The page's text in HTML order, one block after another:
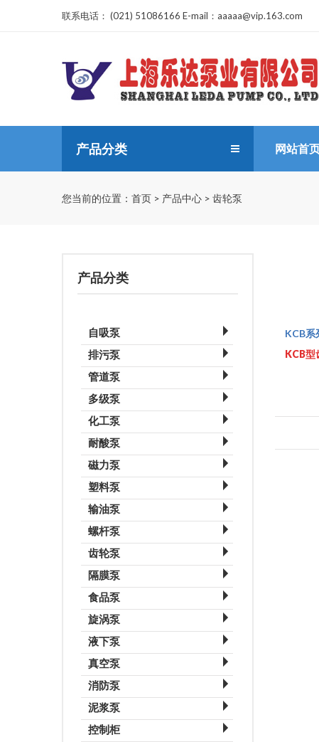
联系电话： (021) 51086166 E-mail：aaaaa@vip.163.com
产品分类 网站首
您当前的位置： 首页 > 产品中心 > 齿轮泵
产品分类
自吸泵
ZX卧式自吸泵
ZW不锈钢自吸泵
ZW不锈钢防爆自吸泵
ZW自吸无堵塞排污泵
CYZ自吸式离心油泵
ZW无堵塞自吸排污泵
ZX清水自吸泵
CYZ-A自吸油泵
ZWL直联自吸排污泵
排污泵
QW潜水高效无堵塞排污泵
WQ潜水无堵塞排污泵
JYWQ自动搅匀排污泵
WQB潜水无堵塞防爆排污泵
WQP潜水无堵塞不锈钢排污泵
GW无堵塞管道排污泵
LW立式无堵塞排污泵
YW无堵塞液下排污泵
AS型潜水排污泵
WQK带切割装置排污泵
ZWL直联自吸式排污泵
ZW自吸式排污泵
管道泵
SG型管道泵
SGR热水管道泵
SGP不锈钢管道泵
ISG立式管道离心泵
IRG立式热水管道离心泵
IHG不锈钢管道离心泵
YG管道离心油泵
ISW卧式管道离心泵
IRW卧式热水离心泵
IHW卧式不锈钢管道离心泵
YG卧式管道离心油泵
多级泵
QDLF立式不锈钢多级泵
GDL立式管道多级离心泵
DLR立式多级离心泵
LG-B便拆式高层建筑给水多级离心泵
D型卧式多级泵
DG型多级离心泵
TSWA型卧式多级离心泵
化工泵
IHG管道化工泵
IHW卧式化工泵
耐酸泵
FZB型氟塑料合金自吸泵
FSB型氟塑料合金离心泵
FSY型玻璃钢液下泵
S型玻璃钢离心泵
SL型玻璃钢管道泵
IH不锈钢离心泵
IHF氟塑料衬里离心泵
磁力泵
MP磁力驱动循环泵
MPH塑料磁力循环泵
ZBF自吸式塑料磁力泵
CQ不锈钢磁力泵
CQF工程塑料磁力泵
CQB不锈钢磁力泵
ZCQ型自吸式磁力驱动泵
CQB-F氟塑料磁力泵
塑料泵
输油泵
KCB齿轮油泵
KCB系列齿轮油泵
S型微型齿轮输油泵
2CY系列齿轮油泵
2CY不锈钢齿轮油泵
螺杆泵
G系列螺杆泵
I-1B型浓浆泵
GF系列单螺杆泵
3G螺杆泵
齿轮泵
KCB系列齿轮油泵
BBG型内啮合摆线齿轮泵
KCG系列高温齿轮泵
隔膜泵
DBY型电动隔膜泵
QBY气动隔膜泵
食品泵
旋涡泵
液下泵
真空泵
XD单级旋片真空泵
2XZ双级旋片真空泵
2X双级旋片真空泵
消防泵
XBD系列立式单级消防泵
XBD系列卧式单级消防泵
泥浆泵
NL长轴污水泥浆泵
控制柜
KCB系
KCB型